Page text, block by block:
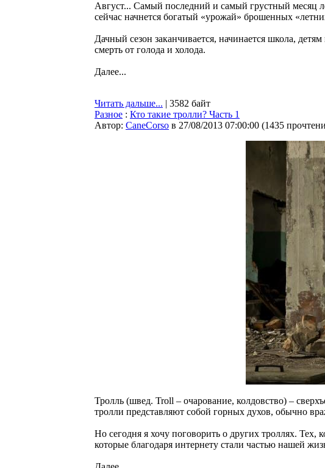
Август... Самый последний и самый грустный месяц
сейчас начнется богатый «урожай» брошенных
Дачный сезон заканчивается, начинается школа,
смерть от голода и холода.
Далее...
Читать дальше... | 3582 байт
Разное : Кто такие тролли? Часть 1
Автор: CaneCorso в 27/08/2013 07:00:00 (1435
Тролль (швед. Troll – очарование, колдовство) –
тролли представляют собой горных духов, обычно
Но сегодня я хочу поговорить о других троллях.
которые благодаря интернету стали частью нашей